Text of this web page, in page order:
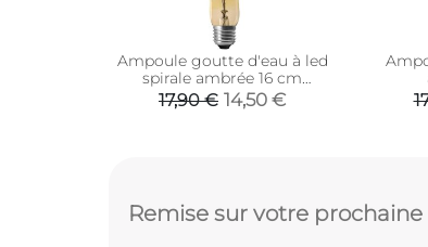
Ampoule goutte d'eau à led
spirale ambrée 16 cm
(Unitaire)
17,90 € 14,50 €
Remise sur votre